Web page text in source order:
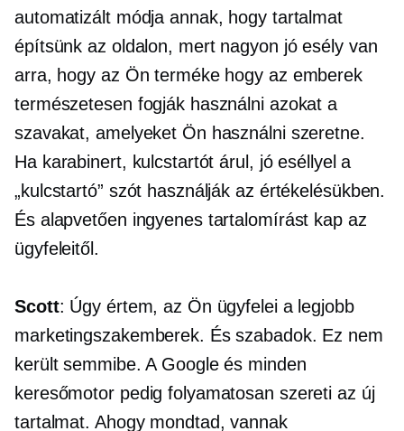
automatizált módja annak, hogy tartalmat
építsünk az oldalon, mert nagyon jó esély van
arra, hogy az Ön terméke hogy az emberek
természetesen fogják használni azokat a
szavakat, amelyeket Ön használni szeretne.
Ha karabinert, kulcstartót árul, jó eséllyel a
„kulcstartó” szót használják az értékelésükben.
És alapvetően ingyenes tartalomírást kap az
ügyfeleitől.
Scott: Úgy értem, az Ön ügyfelei a legjobb
marketingszakemberek. És szabadok. Ez nem
került semmibe. A Google és minden
keresőmotor pedig folyamatosan szereti az új
tartalmat. Ahogy mondtad, vannak